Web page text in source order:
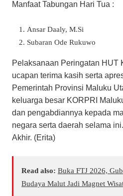
Manfaat Tabungan Hari Tua :
Ansar Daaly, M.Si
Subaran Ode Rukuwo
Pelaksanaan Peringatan HUT
ucapan terima kasih serta
Pemerintah Provinsi Maluku
keluarga besar KORPRI
dan pengabdiannya kepada
negara serta daerah selama
Akhir. (Erita)
Read also: Buka FTJ 2026,
Budaya Malut Jadi Magnet